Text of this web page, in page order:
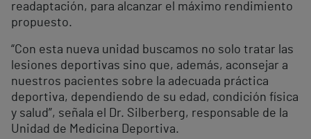
readaptación, para alcanzar el máximo rendimiento
propuesto.
“Con esta nueva unidad buscamos no solo tratar las
lesiones deportivas sino que, además, aconsejar a
nuestros pacientes sobre la adecuada práctica
deportiva, dependiendo de su edad, condición física
y salud”, señala el Dr. Silberberg, responsable de la
Unidad de Medicina Deportiva.